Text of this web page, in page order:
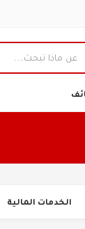
الخدمات المالية